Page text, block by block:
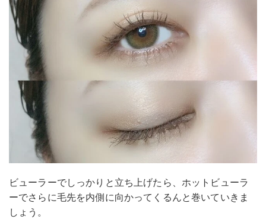
ビューラーでしっかりと立ち上げたら、ホットビューラ
ーでさらに毛先を内側に向かってくるんと巻いていきま
しょう。